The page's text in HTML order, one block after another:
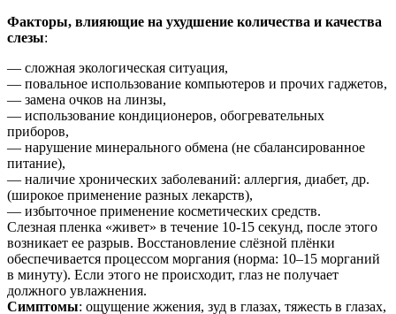
Факторы, влияющие на ухудшение количества и качества
слезы:
— сложная экологическая ситуация,
— повальное использование компьютеров и прочих гаджетов,
— замена очков на линзы,
— использование кондиционеров, обогревательных
приборов,
— нарушение минерального обмена (не сбалансированное
питание),
— наличие хронических заболеваний: аллергия, диабет, др.
(широкое применение разных лекарств),
— избыточное применение косметических средств.
Слезная пленка «живет» в течение 10-15 секунд, после этого
возникает ее разрыв. Восстановление слёзной плёнки
обеспечивается процессом моргания (норма: 10–15 морганий
в минуту). Если этого не происходит, глаз не получает
должного увлажнения.
Симптомы: ощущение жжения, зуд в глазах, тяжесть в глазах,